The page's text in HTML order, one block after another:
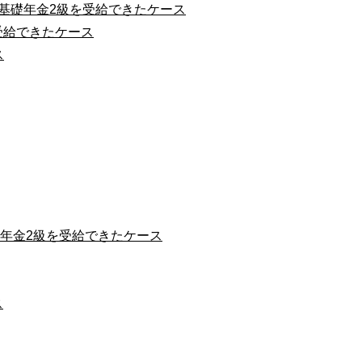
礎年金2級を受給できたケース
できたケース
金2級を受給できたケース